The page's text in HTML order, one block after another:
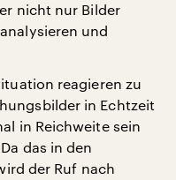
nicht nur Bilder
und
reagieren zu
in Echtzeit
in Reichweite sein
das in den
der Ruf nach